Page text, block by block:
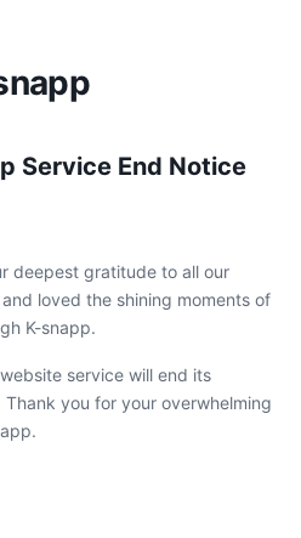
Service End Notice
deepest gratitude to all our
loved the shining moments of
K-snapp.
service will end its
you for your overwhelming